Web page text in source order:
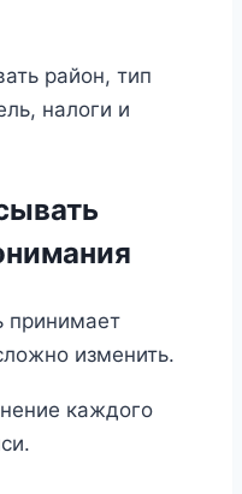
район, тип
налоги и
принимает
изменить.
каждого